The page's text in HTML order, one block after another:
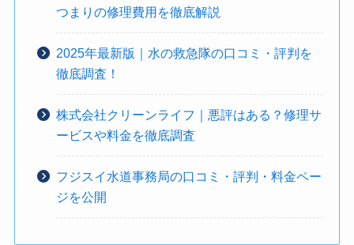
つまりの修理費用を徹底解説
2025年最新版｜水の救急隊の口コミ・評判を
徹底調査！
株式会社クリーンライフ｜悪評はある？修理サ
ービスや料金を徹底調査
フジスイ水道事務局の口コミ・評判・料金ペー
ジを公開